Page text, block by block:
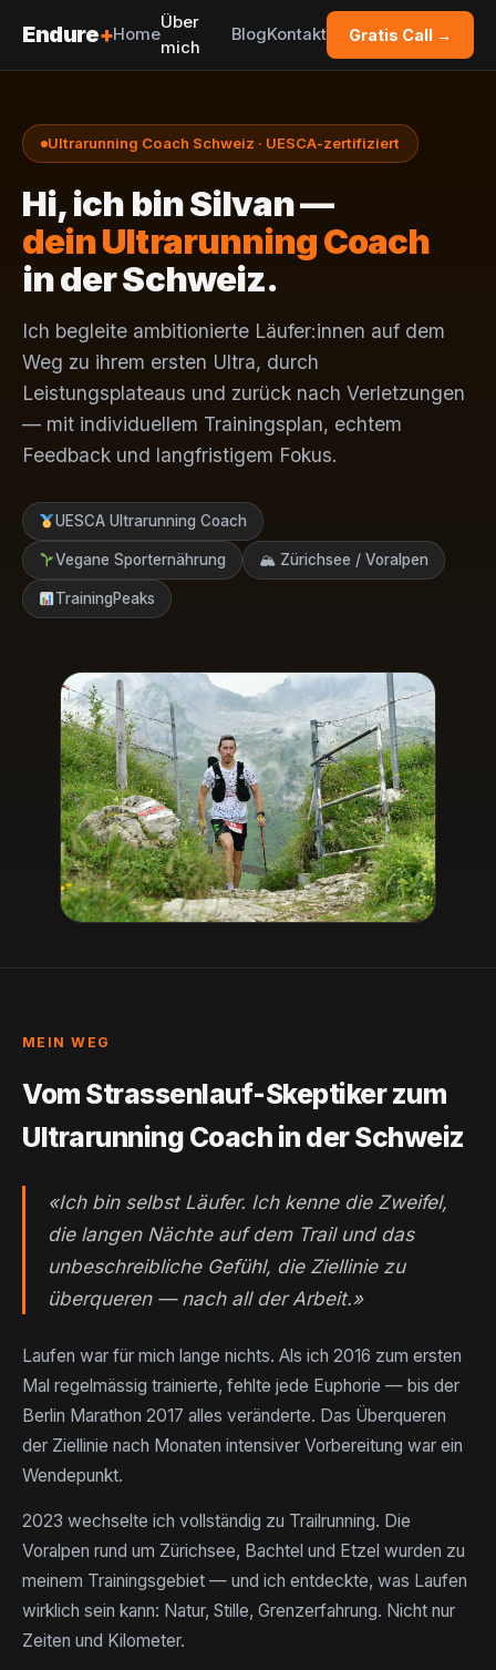
Endure+Home
Über
mich
BlogKontakt Gratis Call →
Ultrarunning Coach Schweiz · UESCA-zertifiziert
Hi, ich bin Silvan —
dein Ultrarunning Coach
in der Schweiz.
Ich begleite ambitionierte Läufer:innen auf dem
Weg zu ihrem ersten Ultra, durch
Leistungsplateaus und zurück nach Verletzungen
— mit individuellem Trainingsplan, echtem
Feedback und langfristigem Fokus.
UESCA Ultrarunning Coach
Vegane Sporternährung 🏔 Zürichsee / Voralpen
TrainingPeaks
MEIN WEG
Vom Strassenlauf-Skeptiker zum
Ultrarunning Coach in der Schweiz
«Ich bin selbst Läufer. Ich kenne die Zweifel,
die langen Nächte auf dem Trail und das
unbeschreibliche Gefühl, die Ziellinie zu
überqueren — nach all der Arbeit.»
Laufen war für mich lange nichts. Als ich 2016 zum ersten
Mal regelmässig trainierte, fehlte jede Euphorie — bis der
Berlin Marathon 2017 alles veränderte. Das Überqueren
der Ziellinie nach Monaten intensiver Vorbereitung war ein
Wendepunkt.
2023 wechselte ich vollständig zu Trailrunning. Die
Voralpen rund um Zürichsee, Bachtel und Etzel wurden zu
meinem Trainingsgebiet — und ich entdeckte, was Laufen
wirklich sein kann: Natur, Stille, Grenzerfahrung. Nicht nur
Zeiten und Kilometer.